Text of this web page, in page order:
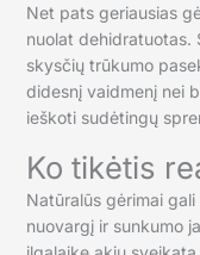
Net pats geriausias
nuolat dehidratuotas.
skysčių trūkumo
didesnį vaidmenį nei
ieškoti sudėtingų
Ko tikėtis
Natūralūs gėrimai
nuovargį ir sunkumo